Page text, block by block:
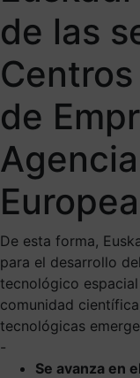
de las
de
De esta forma,
para el desarrollo
tecnológico
comunidad
tecnológicas
-
Se avanza en